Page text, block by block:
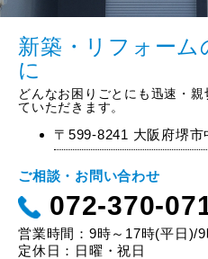
新築・リフォーム
に
どんなお困りごとにも迅速・
ていただきます。
〒599-8241 大阪府堺
ご相談・お問い合わせ
072-370-
営業時間：9時～17時(平日)/
定休日：日曜・祝日